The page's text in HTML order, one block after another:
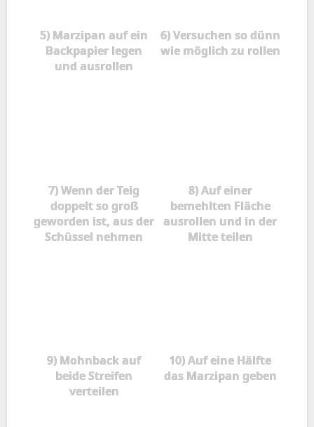
5) Marzipan auf ein
Backpapier legen
und ausrollen
6) Versuchen so dünn
wie möglich zu rollen
7) Wenn der Teig
doppelt so groß
geworden ist, aus der
Schüssel nehmen
8) Auf einer
bemehlten Fläche
ausrollen und in der
Mitte teilen
9) Mohnback auf
beide Streifen
verteilen
10) Auf eine Hälfte
das Marzipan geben